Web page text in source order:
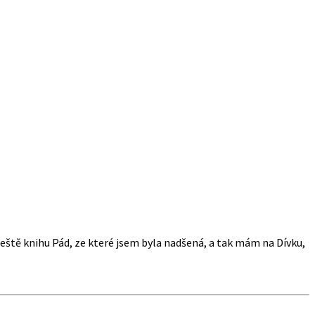
knihu Pád, ze které jsem byla nadšená, a tak mám na Dívku,